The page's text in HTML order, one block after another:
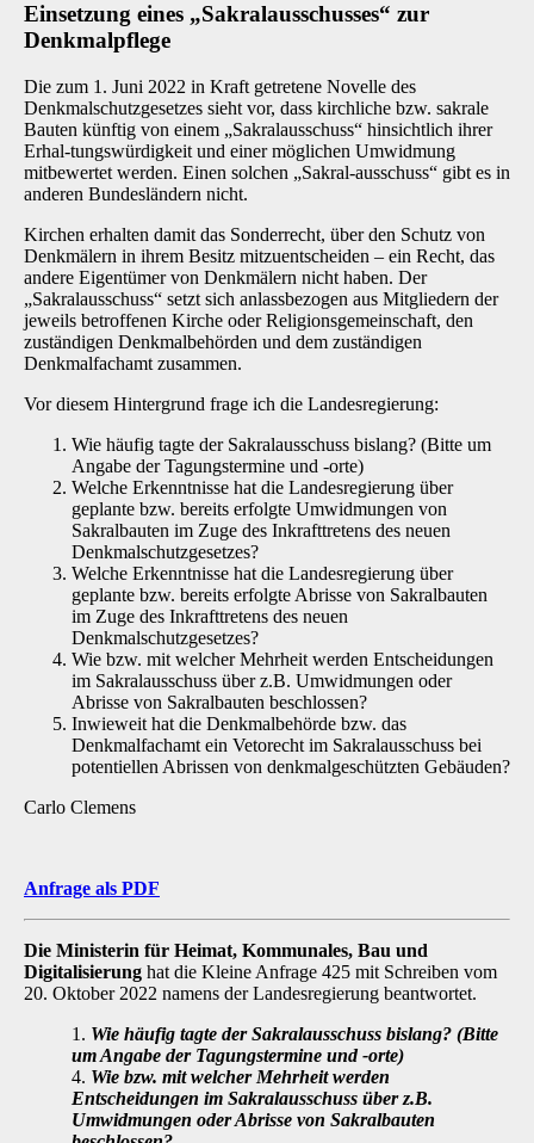
Einsetzung eines „Sakralausschusses“ zur
Denkmalpflege
Die zum 1. Juni 2022 in Kraft getretene Novelle des
Denkmalschutzgesetzes sieht vor, dass kirchliche bzw. sakrale
Bauten künftig von einem „Sakralausschuss“ hinsichtlich ihrer
Erhal-tungswürdigkeit und einer möglichen Umwidmung
mitbewertet werden. Einen solchen „Sakral-ausschuss“ gibt es in
anderen Bundesländern nicht.
Kirchen erhalten damit das Sonderrecht, über den Schutz von
Denkmälern in ihrem Besitz mitzuentscheiden – ein Recht, das
andere Eigentümer von Denkmälern nicht haben. Der
„Sakralausschuss“ setzt sich anlassbezogen aus Mitgliedern der
jeweils betroffenen Kirche oder Religionsgemeinschaft, den
zuständigen Denkmalbehörden und dem zuständigen
Denkmalfachamt zusammen.
Vor diesem Hintergrund frage ich die Landesregierung:
Wie häufig tagte der Sakralausschuss bislang? (Bitte um
Angabe der Tagungstermine und -orte)
Welche Erkenntnisse hat die Landesregierung über
geplante bzw. bereits erfolgte Umwidmungen von
Sakralbauten im Zuge des Inkrafttretens des neuen
Denkmalschutzgesetzes?
Welche Erkenntnisse hat die Landesregierung über
geplante bzw. bereits erfolgte Abrisse von Sakralbauten
im Zuge des Inkrafttretens des neuen
Denkmalschutzgesetzes?
Wie bzw. mit welcher Mehrheit werden Entscheidungen
im Sakralausschuss über z.B. Umwidmungen oder
Abrisse von Sakralbauten beschlossen?
Inwieweit hat die Denkmalbehörde bzw. das
Denkmalfachamt ein Vetorecht im Sakralausschuss bei
potentiellen Abrissen von denkmalgeschützten Gebäuden?
Carlo Clemens
Anfrage als PDF
Die Ministerin für Heimat, Kommunales, Bau und
Digitalisierung hat die Kleine An­frage 425 mit Schreiben vom
20. Oktober 2022 namens der Landesregierung beantwortet.
1. Wie häufig tagte der Sakralausschuss bislang? (Bitte
um Angabe der Tagungster­mine und -orte)
4. Wie bzw. mit welcher Mehrheit werden
Entscheidungen im Sakralausschuss über z.B.
Umwidmungen oder Abrisse von Sakralbauten